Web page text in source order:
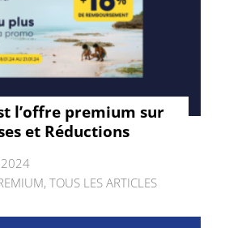
l’offre premium sur
et Réductions
, TOUS LES ARTICLES